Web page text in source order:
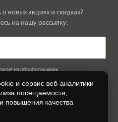
о новых акциях и скидках?
на нашу рассылку:
на обработку моих
данных.
и сервис веб-аналитики
посещаемости,
повышения качества